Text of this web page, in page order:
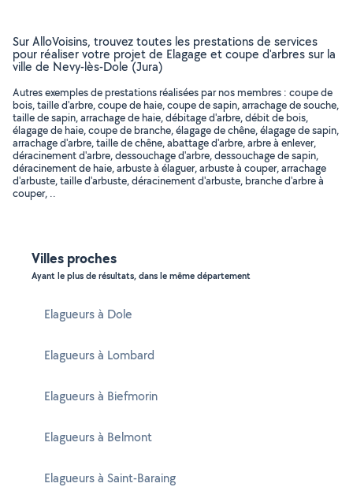
Sur AlloVoisins, trouvez toutes les prestations de services
pour réaliser votre projet de Elagage et coupe d'arbres sur la
ville de Nevy-lès-Dole (Jura)
Autres exemples de prestations réalisées par nos membres : coupe de
bois, taille d'arbre, coupe de haie, coupe de sapin, arrachage de souche,
taille de sapin, arrachage de haie, débitage d'arbre, débit de bois,
élagage de haie, coupe de branche, élagage de chêne, élagage de sapin,
arrachage d'arbre, taille de chêne, abattage d'arbre, arbre à enlever,
déracinement d'arbre, dessouchage d'arbre, dessouchage de sapin,
déracinement de haie, arbuste à élaguer, arbuste à couper, arrachage
d'arbuste, taille d'arbuste, déracinement d'arbuste, branche d'arbre à
couper, ..
Villes proches
Ayant le plus de résultats, dans le même département
Elagueurs à Dole
Elagueurs à Lombard
Elagueurs à Biefmorin
Elagueurs à Belmont
Elagueurs à Saint-Baraing